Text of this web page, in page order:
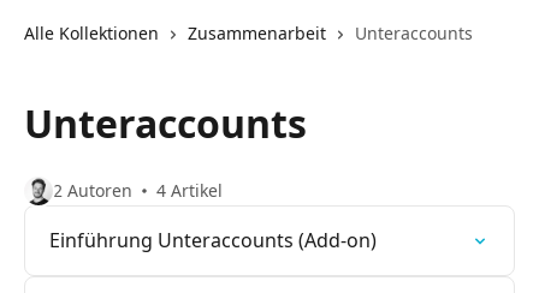
Alle Kollektionen Zusammenarbeit Unteraccounts
Unteraccounts
2 Autoren 4 Artikel
Einführung Unteraccounts (Add-on)